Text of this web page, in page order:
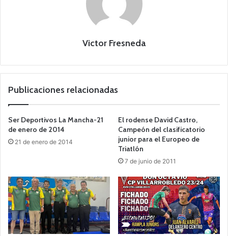
Victor Fresneda
Publicaciones relacionadas
Ser Deportivos La Mancha-21
de enero de 2014
21 de enero de 2014
El rodense David Castro,
Campeón del clasificatorio
junior para el Europeo de
Triatlón
7 de junio de 2011